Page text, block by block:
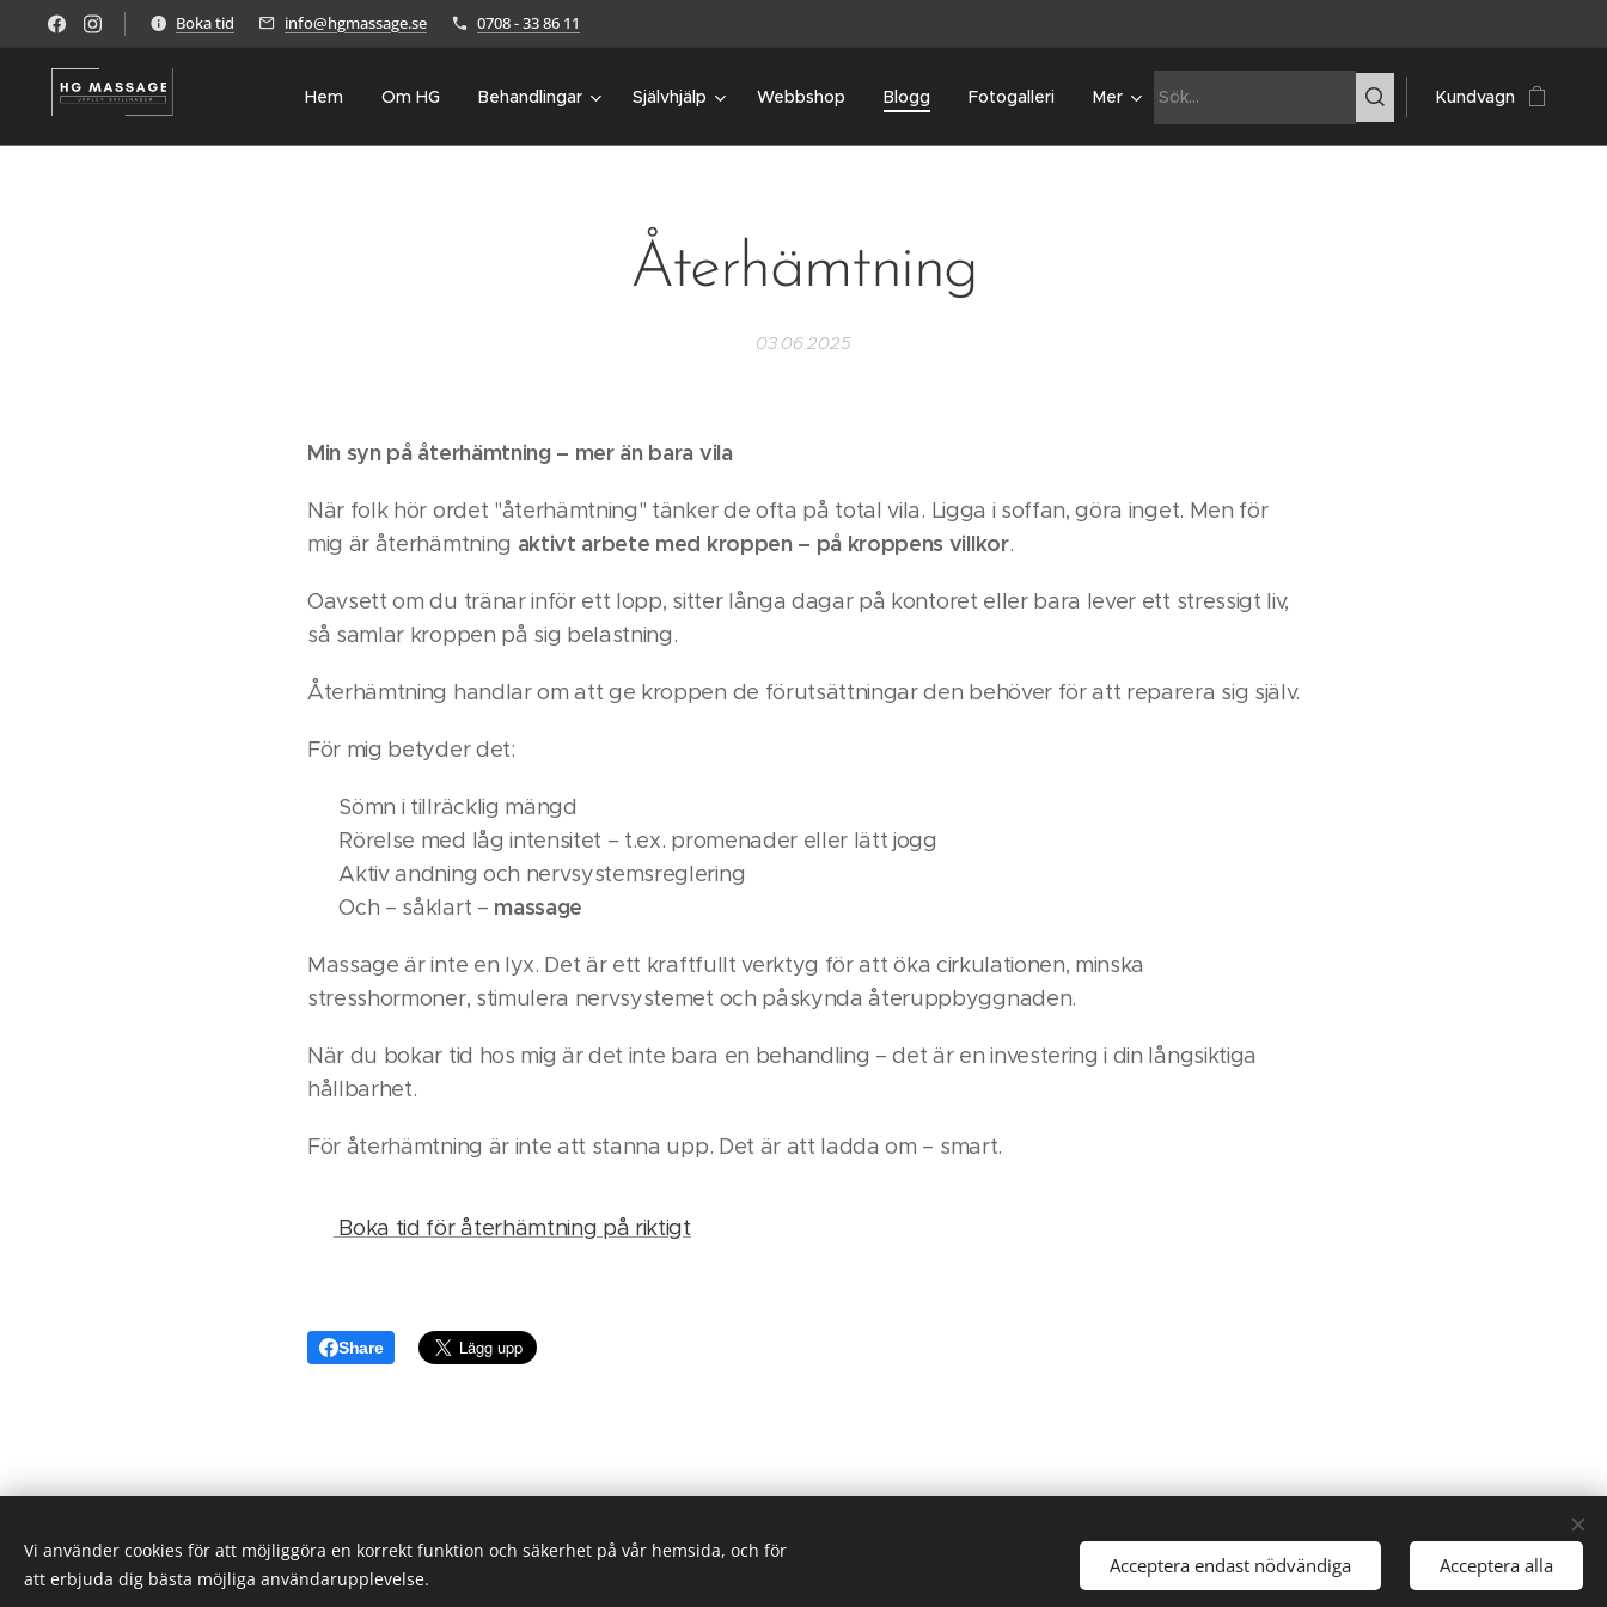
Boka tid info@hgmassage.se 0708 - 33 86 11
Hem Om HG Behandlingar Självhjälp Webbshop Blogg Fotogalleri Mer Kundvagn
Återhämtning
03.06.2025
Min syn på återhämtning – mer än bara vila
När folk hör ordet "återhämtning" tänker de ofta på total vila. Ligga i soffan, göra inget. Men för
mig är återhämtning aktivt arbete med kroppen – på kroppens villkor.
Oavsett om du tränar inför ett lopp, sitter långa dagar på kontoret eller bara lever ett stressigt liv,
så samlar kroppen på sig belastning.
Återhämtning handlar om att ge kroppen de förutsättningar den behöver för att reparera sig själv.
För mig betyder det:
🔹 Sömn i tillräcklig mängd
🔹 Rörelse med låg intensitet – t.ex. promenader eller lätt jogg
🔹 Aktiv andning och nervsystemsreglering
🔹 Och – såklart – massage
Massage är inte en lyx. Det är ett kraftfullt verktyg för att öka cirkulationen, minska
stresshormoner, stimulera nervsystemet och påskynda återuppbyggnaden.
När du bokar tid hos mig är det inte bara en behandling – det är en investering i din långsiktiga
hållbarhet.
För återhämtning är inte att stanna upp. Det är att ladda om – smart.
Boka tid för återhämtning på riktigt
Share
© 2024 Worlds Collide. Alla rättigheter reserverade.
Cookies
Vi använder cookies för att möjliggöra en korrekt funktion och säkerhet på vår hemsida, och för
att erbjuda dig bästa möjliga användarupplevelse.
Acceptera endast nödvändiga Acceptera alla